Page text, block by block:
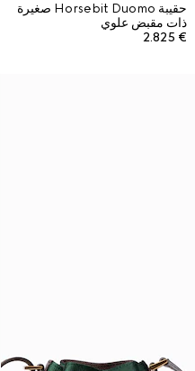
حقيبة Horsebit Duomo صغيرة
ذات مقبض علوي
€ 2.825